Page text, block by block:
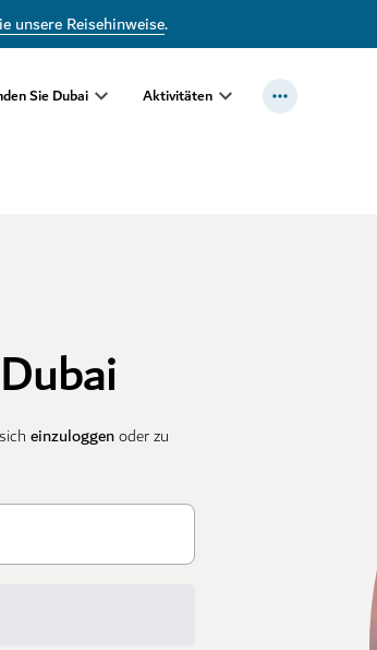
unsere Reisehinweise.
Sie Dubai Aktivitäten
einzuloggenoder zu